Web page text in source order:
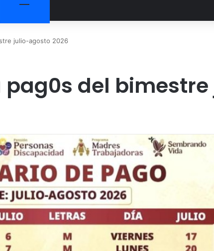
julio-agosto 2026
del